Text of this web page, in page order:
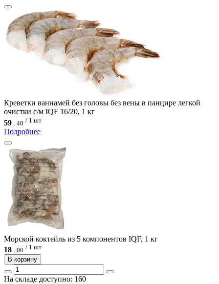
Креветки ваннамей без головы без вены в панцире легкой
очистки с/м IQF 16/20, 1 кг
59
40 / 1 шт
Подробнее
Морской коктейль из 5 компонентов IQF, 1 кг
18 . 00 / 1 шт
В корзину
На складе доступно: 160